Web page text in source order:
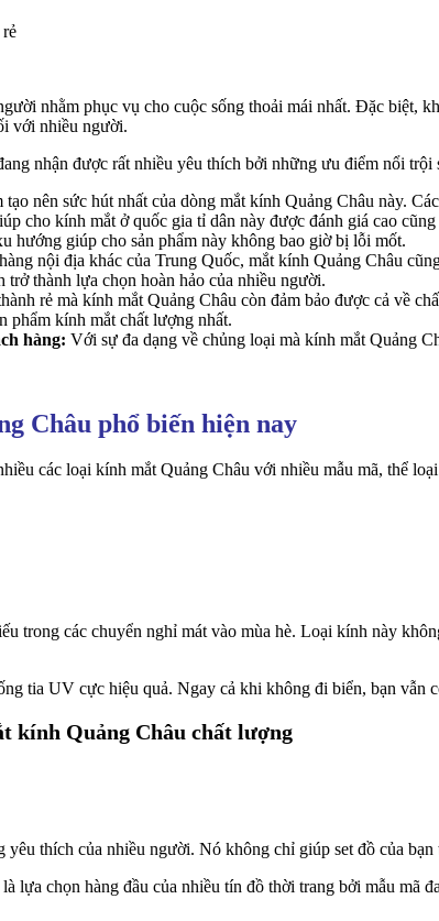
nhằm phục vụ cho cuộc sống thoải mái nhất. Đặc biệt,
với nhiều người.
nhận được rất nhiều yêu thích bởi những ưu điểm nổi trội
nên sức hút nhất của dòng mắt kính Quảng Châu này.
cho kính mắt ở quốc gia tỉ dân này được đánh giá cao
hướng giúp cho sản phẩm này không bao giờ bị lỗi mốt.
nội địa khác của Trung Quốc, mắt kính Quảng Châu
thành lựa chọn hoàn hảo của nhiều người.
rẻ mà kính mắt Quảng Châu còn đảm bảo được cả về
phẩm kính mắt chất lượng nhất.
hàng: Với sự đa dạng về chủng loại mà kính mắt Quảng
Châu phổ biến hiện nay
các loại kính mắt Quảng Châu với nhiều mẫu mã, thể
trong các chuyển nghỉ mát vào mùa hè. Loại kính này
tia UV cực hiệu quả. Ngay cả khi không đi biển, bạn vẫn
kính Quảng Châu chất lượng
thích của nhiều người. Nó không chỉ giúp set đồ của
lựa chọn hàng đầu của nhiều tín đồ thời trang bởi mẫu mã